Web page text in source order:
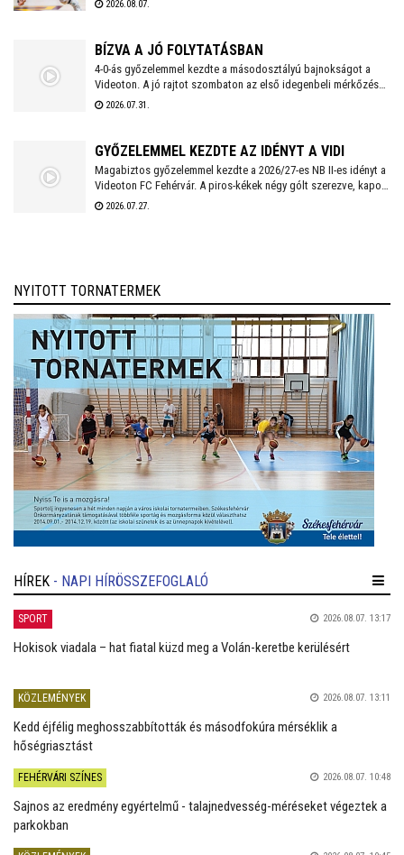
2026.08.07.
BÍZVA A JÓ FOLYTATÁSBAN
4-0-ás győzelemmel kezdte a másodosztályú bajnokságot a
Videoton. A jó rajtot szombaton az első idegenbeli mérkőzés
követi, a tavaly még NB I-es Kazincbarcika otthonában.
2026.07.31.
GYŐZELEMMEL KEZDTE AZ IDÉNYT A VIDI
Magabiztos győzelemmel kezdte a 2026/27-es NB II-es idényt a
Videoton FC Fehérvár. A piros-kékek négy gólt szerezve, kapott
találat nélkül múlták felül a tavalyi szezon negyedik
2026.07.27.
NYITOTT TORNATERMEK
HÍREK - NAPI HÍRÖSSZEFOGLALÓ
SPORT 2026.08.07. 13:17
Hokisok viadala – hat fiatal küzd meg a Volán-keretbe kerülésért
KÖZLEMÉNYEK 2026.08.07. 13:11
Kedd éjfélig meghosszabbították és másodfokúra mérséklik a
hőségriasztást
FEHÉRVÁRI SZÍNES 2026.08.07. 10:48
Sajnos az eredmény egyértelmű - talajnedvesség-méréseket végeztek a
parkokban